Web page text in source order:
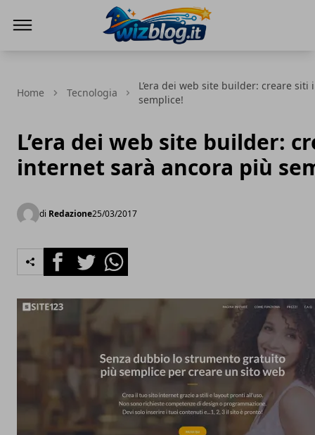
Home Tecnologia
L’era dei web site builder: creare
semplice!
L’era dei web site builder:
internet sarà ancora più
di Redazione25/03/2017
FacebookTwitterWhatsapp